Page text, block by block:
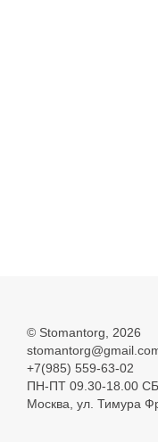
© Stomantorg , 2026
+7(985) 559-63-02
ПН-ПТ 09.30-18.00
Москва, ул. Тимура